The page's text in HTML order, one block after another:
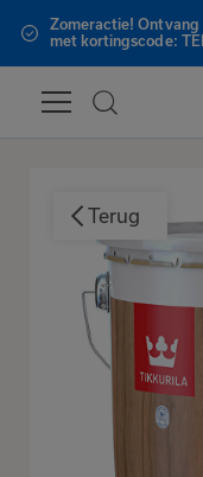
Terug